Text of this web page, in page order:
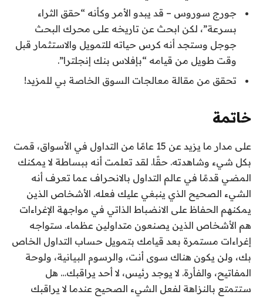
جورج سوروس – قد يبدو الأمر وكأنه “حقق الثراء
بسرعة”، لكن ابحث عن تاريخه على محرك البحث
جوجل وستجد أنه كرس حياته للتمويل والاستثمار قبل
وقت طويل من قيامه “بإفلاس بنك إنجلترا”.
تحقق من مقالة معالجات السوق الخاصة بي للمزيد!
خاتمة
على مدار ما يزيد عن 15 عامًا من التداول في الأسواق، قمت
بكل شيء وشاهدته. حقًا. لقد تعلمت أنه ببساطة لا يمكنك
المضي قدمًا في عالم التداول بالانحراف عما تعرف أنه
الشيء الصحيح الذي ينبغي عليك فعله. الأشخاص الذين
يمكنهم الحفاظ على الانضباط الذاتي في مواجهة الإغراءات
هم الأشخاص الذين يصنعون متداولين عظماء. ستواجه
إغراءات مستمرة بعد قيامك بتمويل حساب التداول الخاص
بك، ولن يكون هناك سوى أنت، والرسوم البيانية، ولوحة
المفاتيح، والفأرة. لا يوجد رئيس، لا أحد يراقبك… هل
ستتمتع بالنزاهة لفعل الشيء الصحيح عندما لا يراقبك